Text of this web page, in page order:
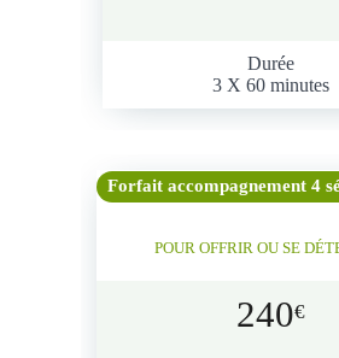
Durée
3 X 60 minutes
Forfait accompagnement 4
POUR OFFRIR OU SE
240€